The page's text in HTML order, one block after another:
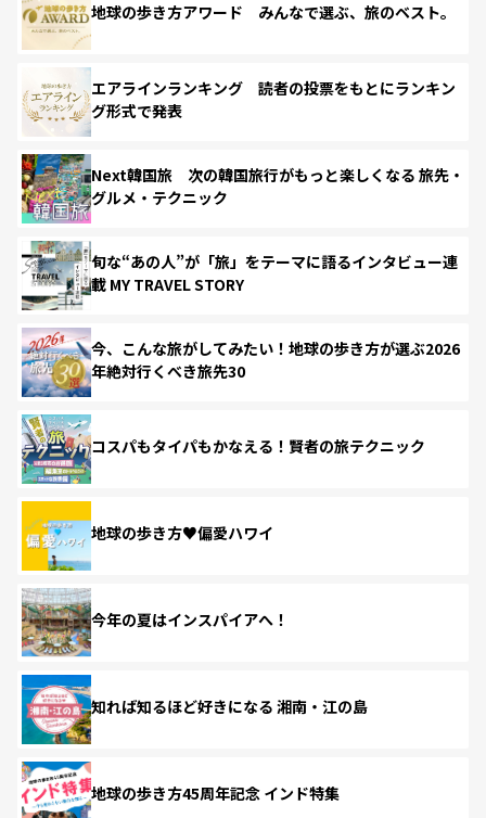
地球の歩き方アワード みんなで選ぶ、旅のベスト。
エアラインランキング 読者の投票をもとにランキン
グ形式で発表
Next韓国旅 次の韓国旅行がもっと楽しくなる 旅先・
グルメ・テクニック
旬な“あの人”が「旅」をテーマに語るインタビュー連
載 MY TRAVEL STORY
今、こんな旅がしてみたい！地球の歩き方が選ぶ2026
年絶対行くべき旅先30
コスパもタイパもかなえる！賢者の旅テクニック
地球の歩き方♥偏愛ハワイ
今年の夏はインスパイアへ！
知れば知るほど好きになる 湘南・江の島
地球の歩き方45周年記念 インド特集